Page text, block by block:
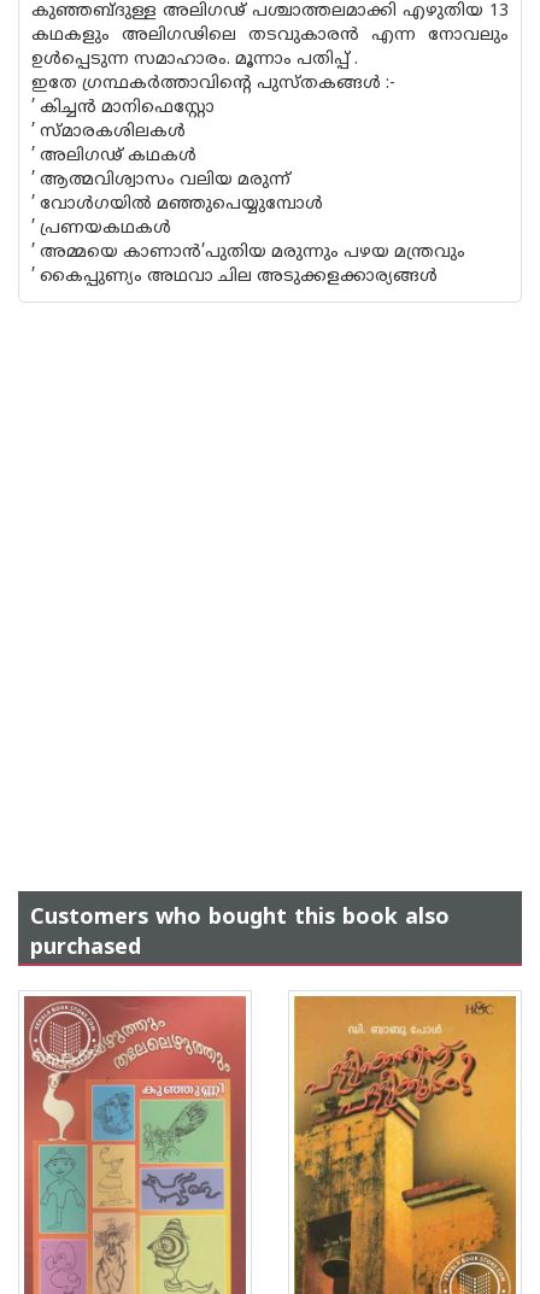
കുഞ്ഞബ്ദുള്ള അലിഗഢ് പശ്ചാത്തലമാക്കി എഴുതിയ 13
കഥകളും അലിഗഢിലെ തടവുകാരന്‍ എന്ന നോവലും
ഉള്‍പ്പെടുന്ന സമാഹാരം. മൂന്നാം പതിപ്പ് .
ഇതേ ഗ്രന്ഥകര്‍ത്താവിന്റെ പുസ്തകങ്ങള്‍ :-
’ കിച്ചന്‍ മാനിഫെസ്റ്റോ
’ സ്മാരകശിലകള്‍
’ അലിഗഢ് കഥകള്‍
’ ആത്മവിശ്വാസം വലിയ മരുന്ന്
’ വോള്‍ഗയില്‍ മഞ്ഞുപെയ്യുമ്പോള്‍
’ പ്രണയകഥകള്‍
’ അമ്മയെ കാണാന്‍’പുതിയ മരുന്നും പഴയ മന്ത്രവും
’ കൈപ്പുണ്യം അഥവാ ചില അടുക്കളക്കാര്യങ്ങള്‍
Customers who bought this book also
purchased